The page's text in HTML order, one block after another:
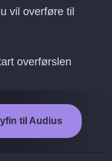
vil overføre til
overførslen
til Audius